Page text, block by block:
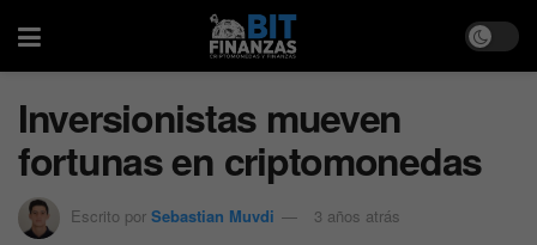
Inversionistas mueven
fortunas en criptomonedas
Escrito por Sebastian Muvdi 3 años atrás